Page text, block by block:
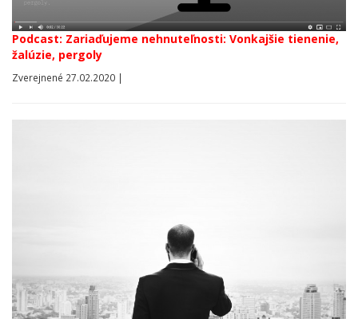
Podcast: Zariaďujeme nehnuteľnosti: Vonkajšie tienenie,
žalúzie, pergoly
Zverejnené 27.02.2020 |